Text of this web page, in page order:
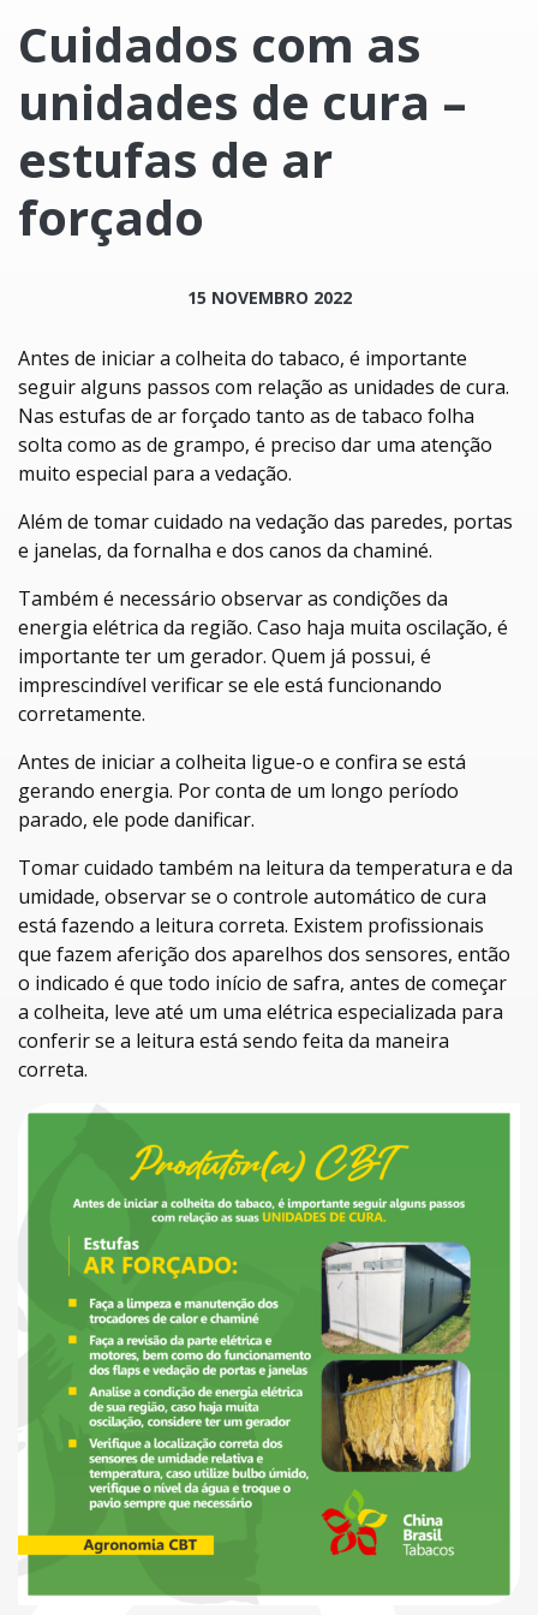
Cuidados com as
unidades de cura –
estufas de ar
forçado
15 NOVEMBRO 2022
Antes de iniciar a colheita do tabaco, é importante
seguir alguns passos com relação as unidades de cura.
Nas estufas de ar forçado tanto as de tabaco folha
solta como as de grampo, é preciso dar uma atenção
muito especial para a vedação.
Além de tomar cuidado na vedação das paredes, portas
e janelas, da fornalha e dos canos da chaminé.
Também é necessário observar as condições da
energia elétrica da região. Caso haja muita oscilação, é
importante ter um gerador. Quem já possui, é
imprescindível verificar se ele está funcionando
corretamente.
Antes de iniciar a colheita ligue-o e confira se está
gerando energia. Por conta de um longo período
parado, ele pode danificar.
Tomar cuidado também na leitura da temperatura e da
umidade, observar se o controle automático de cura
está fazendo a leitura correta. Existem profissionais
que fazem aferição dos aparelhos dos sensores, então
o indicado é que todo início de safra, antes de começar
a colheita, leve até um uma elétrica especializada para
conferir se a leitura está sendo feita da maneira
correta.